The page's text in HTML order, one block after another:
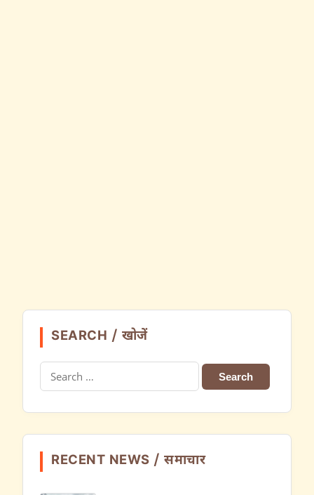
SEARCH / खोजें
Search
for:
RECENT NEWS / समाचार